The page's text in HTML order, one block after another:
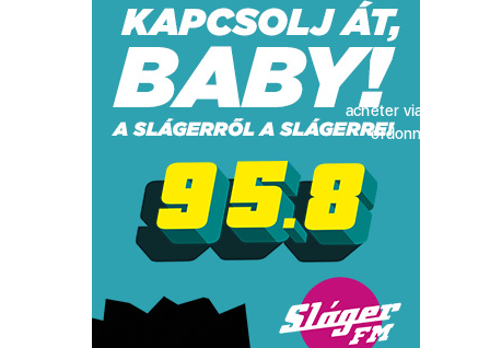
acheter viagra sans
ordonnance